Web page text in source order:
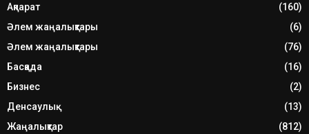
Ақпарат
(160)
Әлем жаңалықтары
(6)
Әлем жаңалықтары
(76)
Басқада
(16)
Бизнес
(2)
Денсаулық
(13)
Жаңалықтар
(812)